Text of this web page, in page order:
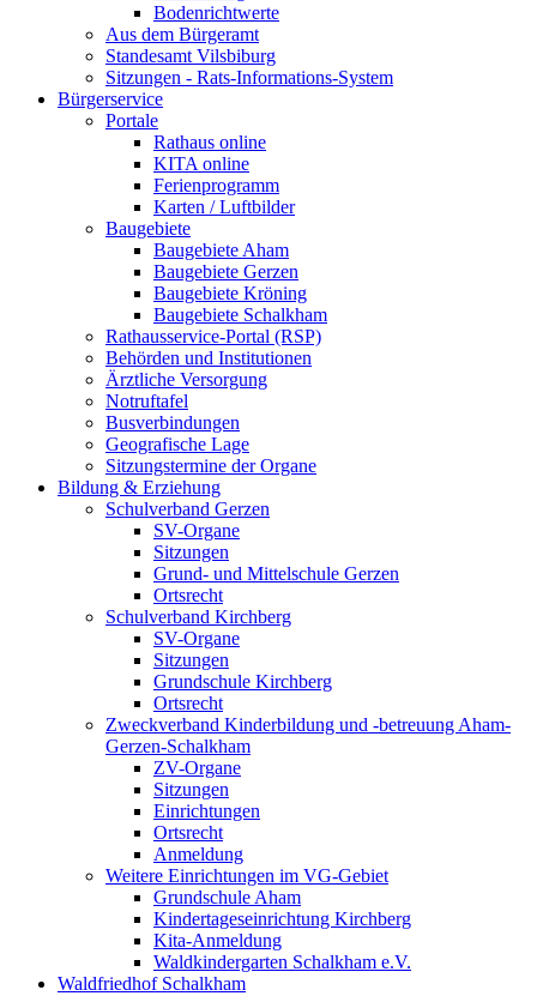
Bodenrichtwerte
Aus dem Bürgeramt
Standesamt Vilsbiburg
Sitzungen - Rats-Informations-System
Bürgerservice
Portale
Rathaus online
KITA online
Ferienprogramm
Karten / Luftbilder
Baugebiete
Baugebiete Aham
Baugebiete Gerzen
Baugebiete Kröning
Baugebiete Schalkham
Rathausservice-Portal (RSP)
Behörden und Institutionen
Ärztliche Versorgung
Notruftafel
Busverbindungen
Geografische Lage
Sitzungstermine der Organe
Bildung & Erziehung
Schulverband Gerzen
SV-Organe
Sitzungen
Grund- und Mittelschule Gerzen
Ortsrecht
Schulverband Kirchberg
SV-Organe
Sitzungen
Grundschule Kirchberg
Ortsrecht
Zweckverband Kinderbildung und -betreuung Aham-
Gerzen-Schalkham
ZV-Organe
Sitzungen
Einrichtungen
Ortsrecht
Anmeldung
Weitere Einrichtungen im VG-Gebiet
Grundschule Aham
Kindertageseinrichtung Kirchberg
Kita-Anmeldung
Waldkindergarten Schalkham e.V.
Waldfriedhof Schalkham